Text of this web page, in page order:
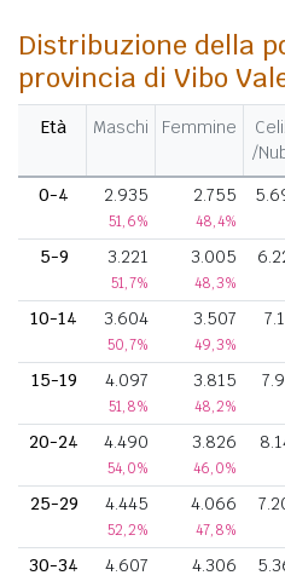
Distribuzione della
provincia di Vibo
Età Maschi Femmine
/
0-4
2.935
51,6%
2.755
48,4%
5-9 3.221
51,7%
3.005
48,3%
10-14 3.604
50,7%
3.507
49,3%
15-19 4.097
51,8%
3.815
48,2%
20-24 4.490
54,0%
3.826
46,0%
25-29 4.445
52,2%
4.066
47,8%
30-34 4.607 4.306